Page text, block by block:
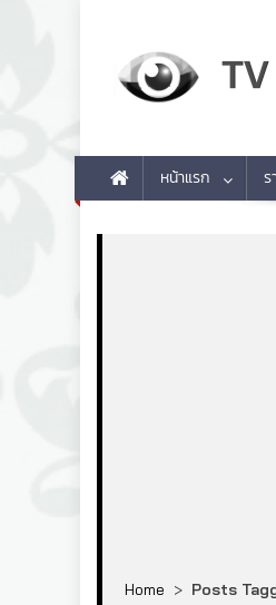
หน้าแรก ร
Home > Posts